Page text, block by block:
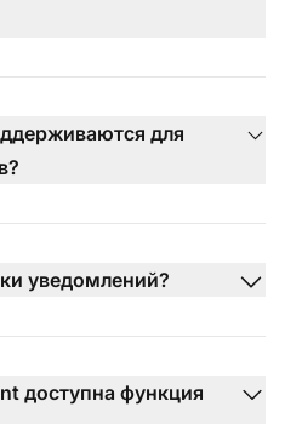
для
уведомлений?
доступна функция